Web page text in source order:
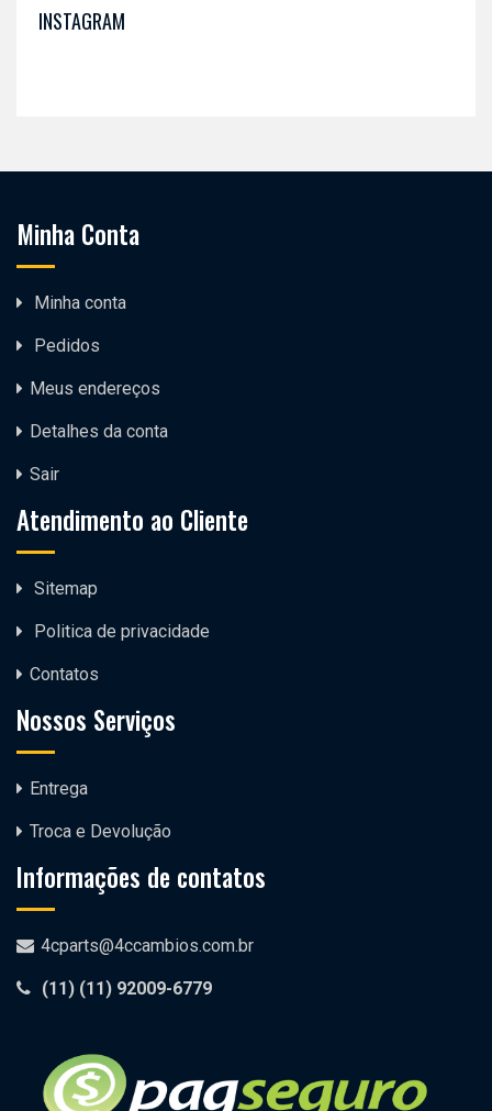
INSTAGRAM
Minha Conta
Minha conta
Pedidos
Meus endereços
Detalhes da conta
Sair
Atendimento ao Cliente
Sitemap
Politica de privacidade
Contatos
Nossos Serviços
Entrega
Troca e Devolução
Informações de contatos
4cparts@4ccambios.com.br
(11) (11) 92009-6779